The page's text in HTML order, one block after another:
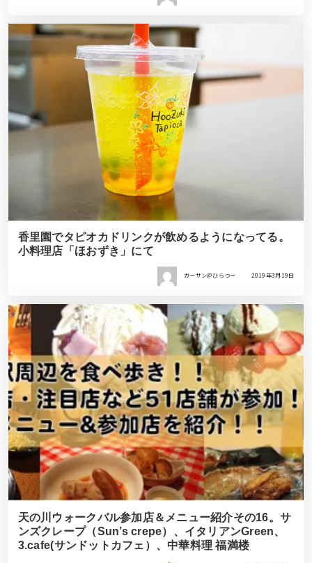
香里園でタピオカドリンクが飲めるようになってる。
小料理店「ほおずき」にて
ガーサン＠ひらつー 2019年3月19日
天の川ウォークバル参加店＆メニュー紹介その16。サ
ンズクレープ（Sun’s crepe）、イタリアンGreen、
3.cafe(サンドットカフェ）、中華料理 福満楼